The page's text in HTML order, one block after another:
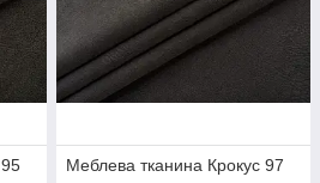
Меблева тканина Крокус 97